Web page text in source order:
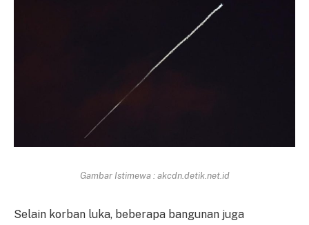
Gambar Istimewa : akcdn.detik.net.id
Selain korban luka, beberapa bangunan juga